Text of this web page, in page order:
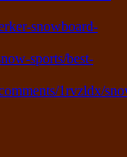
snowboard-
sports/best-
1rvzldx/